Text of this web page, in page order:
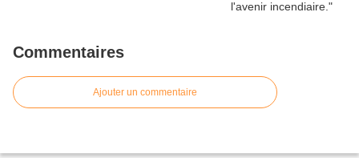
Commentaires
Ajouter un commentaire